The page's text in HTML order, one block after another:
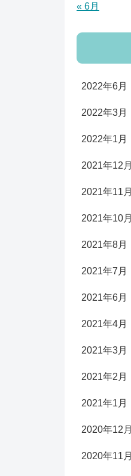
« 6月
2022年6月
2022年3月
2022年1月
2021年12月
2021年11月
2021年10月
2021年8月
2021年7月
2021年6月
2021年4月
2021年3月
2021年2月
2021年1月
2020年12月
2020年11月